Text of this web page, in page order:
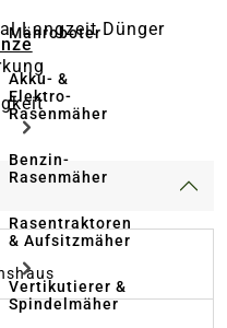
Mähroboter
Akku- &
Elektro-
Rasenmäher
Benzin-
Rasenmäher
Rasentraktoren
& Aufsitzmäher
Vertikutierer &
Spindelmäher
Langzeit Dünger